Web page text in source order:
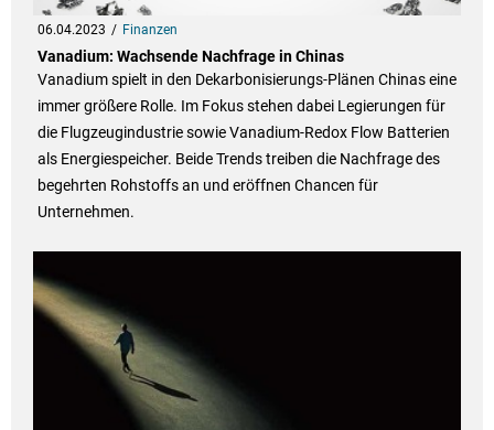
06.04.2023 Finanzen
Vanadium: Wachsende Nachfrage in Chinas
Vanadium spielt in den Dekarbonisierungs-Plänen Chinas eine
immer größere Rolle. Im Fokus stehen dabei Legierungen für
die Flugzeugindustrie sowie Vanadium-Redox Flow Batterien
als Energiespeicher. Beide Trends treiben die Nachfrage des
begehrten Rohstoffs an und eröffnen Chancen für
Unternehmen.